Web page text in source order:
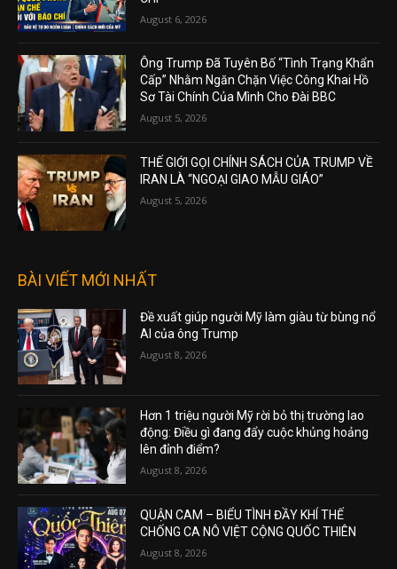
August 6, 2026
Ông Trump Đã Tuyên Bố “Tình Trạng Khẩn
Cấp” Nhằm Ngăn Chặn Việc Công Khai Hồ
Sơ Tài Chính Của Mình Cho Đài BBC
August 5, 2026
THẾ GIỚI GỌI CHÍNH SÁCH CỦA TRUMP VỀ
IRAN LÀ “NGOẠI GIAO MẪU GIÁO”
August 5, 2026
BÀI VIẾT MỚI NHẤT
Đề xuất giúp người Mỹ làm giàu từ bùng nổ
AI của ông Trump
August 8, 2026
Hơn 1 triệu người Mỹ rời bỏ thị trường lao
động: Điều gì đang đẩy cuộc khủng hoảng
lên đỉnh điểm?
August 8, 2026
QUẬN CAM – BIỂU TÌNH ĐẦY KHÍ THẾ
CHỐNG CA NÔ VIỆT CỘNG QUỐC THIÊN
August 8, 2026